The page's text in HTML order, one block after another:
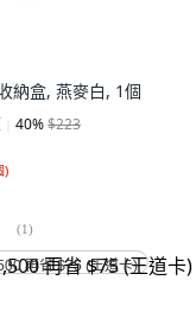
納盒, 燕麥白, 1個
40%$223
)
(1)
再省 $75 (王道卡)